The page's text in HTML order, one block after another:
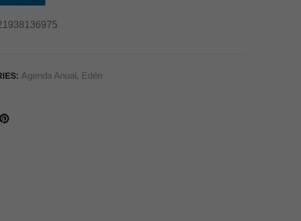
Agenda Anual, Edén